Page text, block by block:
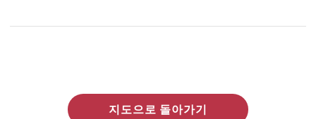
지도으로 돌아가기